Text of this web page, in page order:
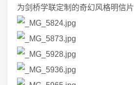
为剑桥学联定制的奇幻风格明信片